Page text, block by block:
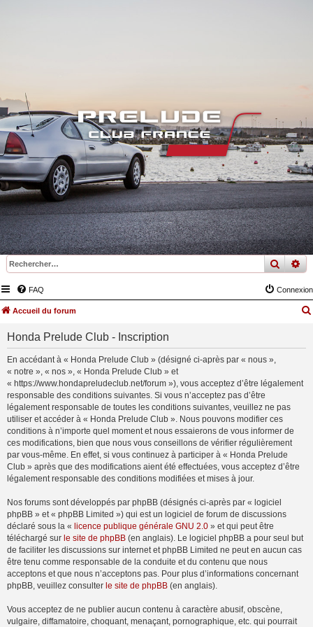
FAQ Connexion
Accueil du forum
Honda Prelude Club - Inscription
En accédant à « Honda Prelude Club » (désigné ci-après par « nous »,
« notre », « nos », « Honda Prelude Club » et
« https://www.hondapreludeclub.net/forum »), vous acceptez d’être légalement
responsable des conditions suivantes. Si vous n’acceptez pas d’être
légalement responsable de toutes les conditions suivantes, veuillez ne pas
utiliser et accéder à « Honda Prelude Club ». Nous pouvons modifier ces
conditions à n’importe quel moment et nous essaierons de vous informer de
ces modifications, bien que nous vous conseillons de vérifier régulièrement
par vous-même. En effet, si vous continuez à participer à « Honda Prelude
Club » après que des modifications aient été effectuées, vous acceptez d’être
légalement responsable des conditions modifiées et mises à jour.
Nos forums sont développés par phpBB (désignés ci-après par « logiciel
phpBB » et « phpBB Limited ») qui est un logiciel de forum de discussions
déclaré sous la « licence publique générale GNU 2.0 » et qui peut être
téléchargé sur le site de phpBB (en anglais). Le logiciel phpBB a pour seul but
de faciliter les discussions sur internet et phpBB Limited ne peut en aucun cas
être tenu comme responsable de la conduite et du contenu que nous
acceptons et que nous n’acceptons pas. Pour plus d’informations concernant
phpBB, veuillez consulter le site de phpBB (en anglais).
Vous acceptez de ne publier aucun contenu à caractère abusif, obscène,
vulgaire, diffamatoire, choquant, menaçant, pornographique, etc. qui pourrait